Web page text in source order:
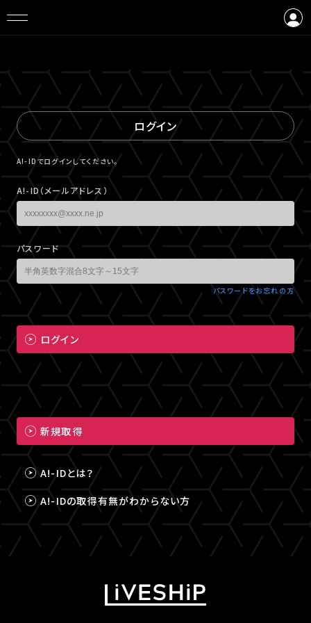
ログイン
A!-IDでログインしてください。
A!-ID（メールアドレス）
パスワード
パスワードをお忘れの方
ログイン
新規取得
A!-IDとは？
A!-IDの取得有無がわからない方